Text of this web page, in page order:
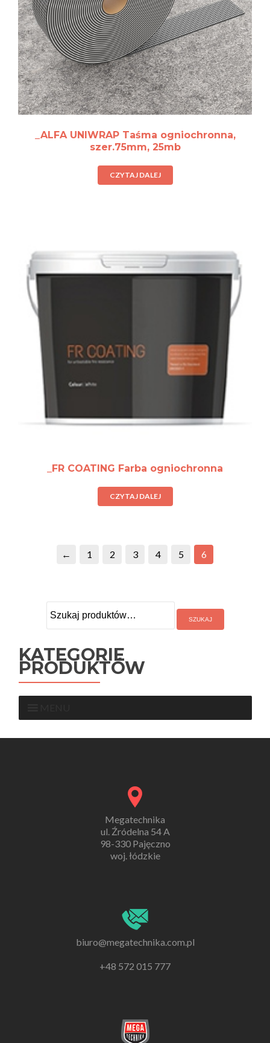
_ALFA UNIWRAP Taśma ogniochronna,
szer.75mm, 25mb
CZYTAJ DALEJ
_FR COATING Farba ogniochronna
CZYTAJ DALEJ
← 1 2 3 4 5 6
KATEGORIE
PRODUKTÓW
Megatechnika
ul. Źródelna 54 A
98-330 Pajęczno
woj. łódzkie
biuro@megatechnika.com.pl
+48 572 015 777